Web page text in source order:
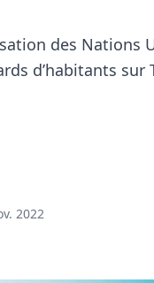
des Nations
d’habitants sur
2022